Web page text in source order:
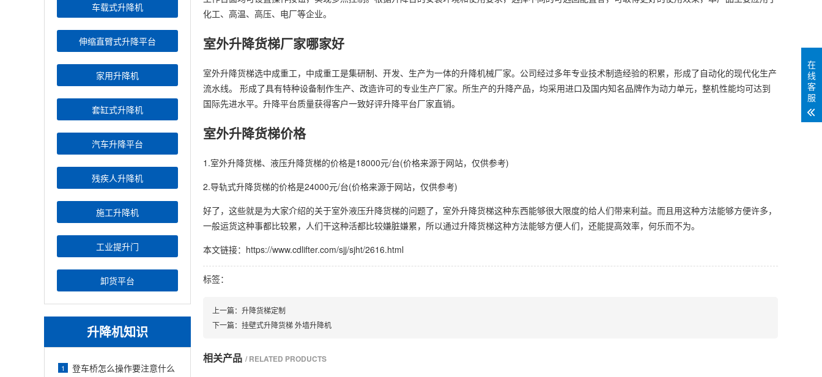
车载式升降机
伸缩直臂式升降平台
家用升降机
套缸式升降机
汽车升降平台
残疾人升降机
施工升降机
工业提升门
卸货平台
升降机知识
1 登车桥怎么操作要注意什么
化工、高温、高压、电厂等企业。
室外升降货梯厂家哪家好
室外升降货梯选中成重工，中成重工是集研制、开发、生产为一体的升降机械厂家。公司经过多年专业技术制造经验的积累，形成了自动化的现代化生产
流水线。 形成了具有特种设备制作生产、改造许可的专业生产厂家。所生产的升降产品，均采用进口及国内知名品牌作为动力单元，整机性能均可达到
国际先进水平。升降平台质量获得客户一致好评升降平台厂家直销。
室外升降货梯价格
1.室外升降货梯、液压升降货梯的价格是18000元/台(价格来源于网站，仅供参考)
2.导轨式升降货梯的价格是24000元/台(价格来源于网站，仅供参考)
好了，这些就是为大家介绍的关于室外液压升降货梯的问题了，室外升降货梯这种东西能够很大限度的给人们带来利益。而且用这种方法能够方便许多，
一般运货这种事都比较累，人们干这种活都比较嫌脏嫌累，所以通过升降货梯这种方法能够方便人们，还能提高效率，何乐而不为。
本文链接：https://www.cdlifter.com/sjj/sjht/2616.html
标签：
上一篇： 升降货梯定制
下一篇： 挂壁式升降货梯 外墙升降机
相关产品 / RELATED PRODUCTS
在
线
客
服